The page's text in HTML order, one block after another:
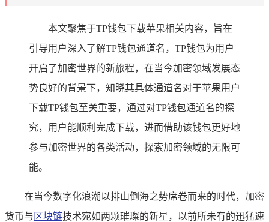
本文聚焦于TP钱包下载苹果相关内容，旨在
引导用户深入了解TP钱包通道名，TP钱包为用户
开启了加密世界的新旅程，在当今加密领域发展态
势良好的背景下，知晓其具体通道名对于苹果用户
下载TP钱包至关重要，通过对TP钱包通道名的探
究，用户能顺利完成下载，进而借助该钱包更好地
参与加密世界的各类活动，探索加密领域的无限可
能。
在当今数字化浪潮以排山倒海之势席卷而来的时代，加密
货币与 区块链技术宛如两颗璀璨的新星，以前所未有的迅猛速